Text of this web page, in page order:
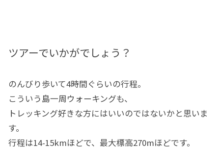
ツアーでいかがでしょう？
のんびり歩いて4時間ぐらいの行程。
こういう島一周ウォーキングも、
トレッキング好きな方にはいいのではないかと思いま
す。
行程は14-15kmほどで、最大標高270mほどです。